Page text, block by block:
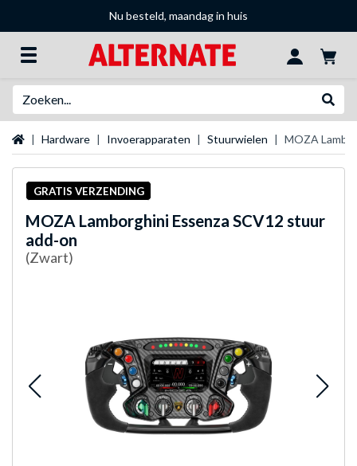
Nu besteld, maandag in huis
Startpagina
Hardware Invoerapparaten Stuurwielen MOZA
GRATIS VERZENDING
MOZA Lamborghini Essenza SCV12 stuur
add-on
(Zwart)